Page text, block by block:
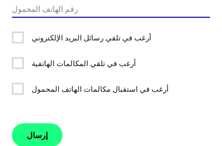
أرغب في تلقي رسائل البريد الإلكتروني
أرغب في تلقي المكالمات الهاتفية
أرغب في استقبال مكالمات الهاتف المحمول
إرسال